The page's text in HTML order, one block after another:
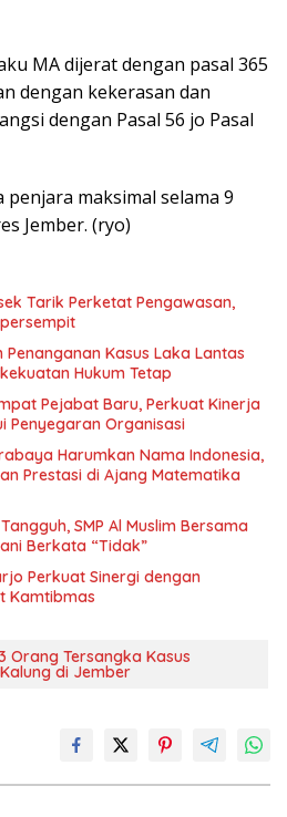
MA dijerat dengan pasal 365
dengan kekerasan dan
dengan Pasal 56 jo Pasal
penjara maksimal selama 9
Jember. (ryo)
Tarik Perketat Pengawasan,
Penanganan Kasus Laka Lantas
Hukum Tetap
Pejabat Baru, Perkuat Kinerja
Penyegaran Organisasi
Harumkan Nama Indonesia,
Prestasi di Ajang Matematika
SMP Al Muslim Bersama
Berkata “Tidak”
Perkuat Sinergi dengan
Kamtibmas
Orang Tersangka Kasus
di Jember